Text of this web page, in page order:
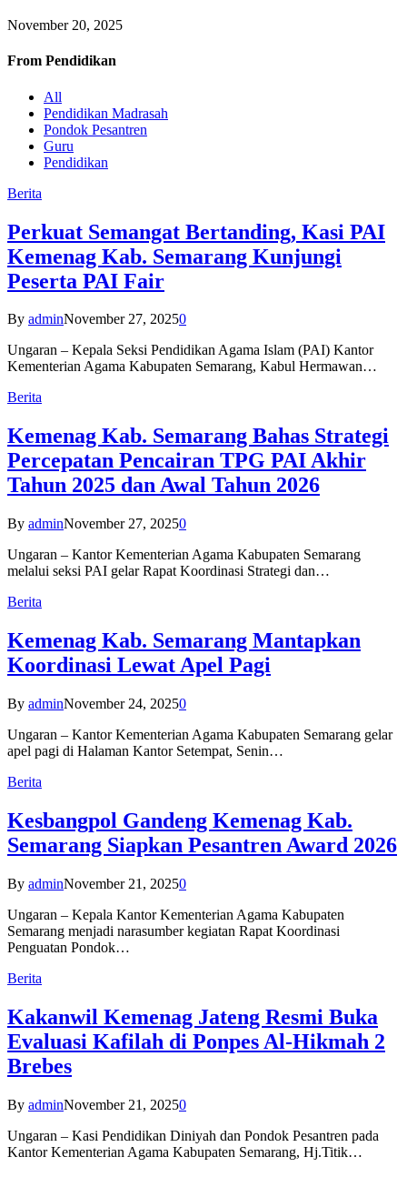
November 20, 2025
From Pendidikan
All
Pendidikan Madrasah
Pondok Pesantren
Guru
Pendidikan
Berita
Perkuat Semangat Bertanding, Kasi PAI
Kemenag Kab. Semarang Kunjungi
Peserta PAI Fair
By adminNovember 27, 20250
Ungaran – Kepala Seksi Pendidikan Agama Islam (PAI) Kantor
Kementerian Agama Kabupaten Semarang, Kabul Hermawan…
Berita
Kemenag Kab. Semarang Bahas Strategi
Percepatan Pencairan TPG PAI Akhir
Tahun 2025 dan Awal Tahun 2026
By adminNovember 27, 20250
Ungaran – Kantor Kementerian Agama Kabupaten Semarang
melalui seksi PAI gelar Rapat Koordinasi Strategi dan…
Berita
Kemenag Kab. Semarang Mantapkan
Koordinasi Lewat Apel Pagi
By adminNovember 24, 20250
Ungaran – Kantor Kementerian Agama Kabupaten Semarang gelar
apel pagi di Halaman Kantor Setempat, Senin…
Berita
Kesbangpol Gandeng Kemenag Kab.
Semarang Siapkan Pesantren Award 2026
By adminNovember 21, 20250
Ungaran – Kepala Kantor Kementerian Agama Kabupaten
Semarang menjadi narasumber kegiatan Rapat Koordinasi
Penguatan Pondok…
Berita
Kakanwil Kemenag Jateng Resmi Buka
Evaluasi Kafilah di Ponpes Al-Hikmah 2
Brebes
By adminNovember 21, 20250
Ungaran – Kasi Pendidikan Diniyah dan Pondok Pesantren pada
Kantor Kementerian Agama Kabupaten Semarang, Hj.Titik…